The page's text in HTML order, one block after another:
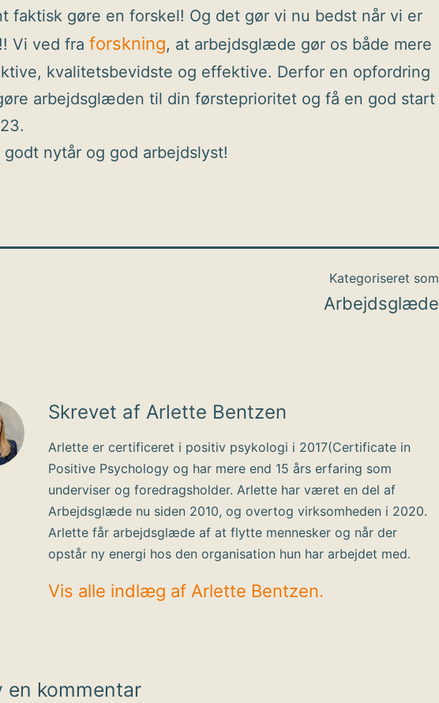
faktisk gøre en forskel! Og det gør vi nu bedst når vi er
Vi ved fra forskning, at arbejdsglæde gør os både mere
kvalitetsbevidste og effektive. Derfor en opfordring
arbejdsglæden til din førsteprioritet og få en god start
godt nytår og god arbejdslyst!
Kategoriseret som
Arbejdsglæde
Skrevet af Arlette Bentzen
Arlette er certificeret i positiv psykologi i 2017(Certificate in
Positive Psychology og har mere end 15 års erfaring som
underviser og foredragsholder. Arlette har været en del af
Arbejdsglæde nu siden 2010, og overtog virksomheden i 2020.
Arlette får arbejdsglæde af at flytte mennesker og når der
opstår ny energi hos den organisation hun har arbejdet med.
Vis alle indlæg af Arlette Bentzen.
en kommentar